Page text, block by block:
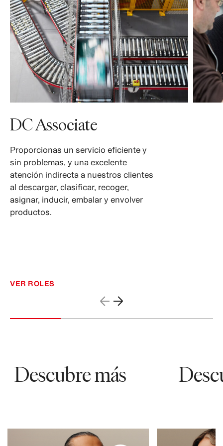
DC Associate
Proporcionas un servicio eficiente y
sin problemas, y una excelente
atención indirecta a nuestros clientes
al descargar, clasificar, recoger,
asignar, inducir, embalar y envolver
productos.
VER ROLES
Descubre más